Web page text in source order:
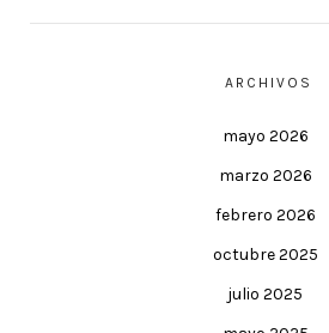
ARCHIVOS
mayo 2026
marzo 2026
febrero 2026
octubre 2025
julio 2025